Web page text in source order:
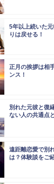
5年以上続いた
りは戻せる！
正月の挨拶は相
ンス！
別れた元彼と復
ない人の共通点
遠距離恋愛で別
は？体験談をご